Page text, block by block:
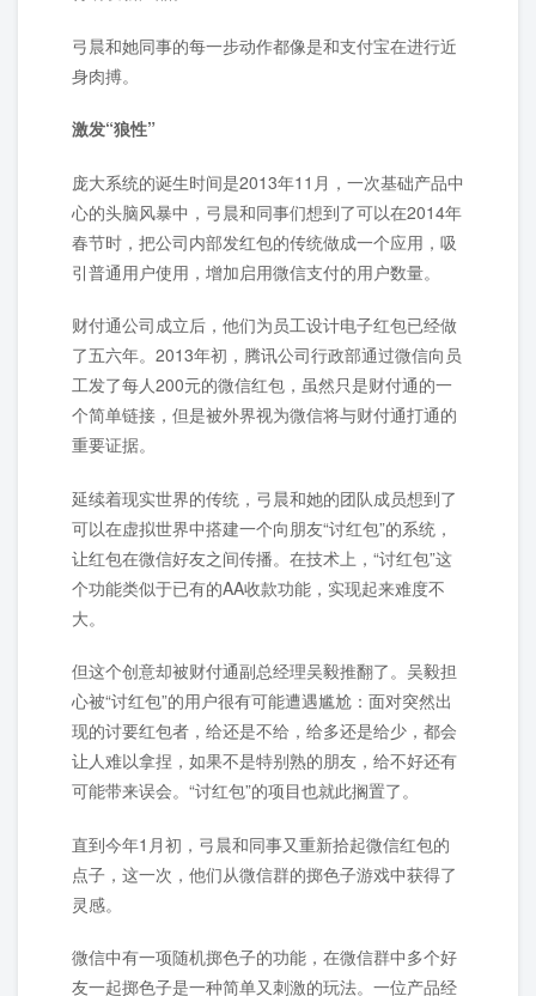
弓晨和她同事的每一步动作都像是和支付宝在进行近
身肉搏。
激发“狼性”
庞大系统的诞生时间是2013年11月，一次基础产品中
心的头脑风暴中，弓晨和同事们想到了可以在2014年
春节时，把公司内部发红包的传统做成一个应用，吸
引普通用户使用，增加启用微信支付的用户数量。
财付通公司成立后，他们为员工设计电子红包已经做
了五六年。2013年初，腾讯公司行政部通过微信向员
工发了每人200元的微信红包，虽然只是财付通的一
个简单链接，但是被外界视为微信将与财付通打通的
重要证据。
延续着现实世界的传统，弓晨和她的团队成员想到了
可以在虚拟世界中搭建一个向朋友“讨红包”的系统，
让红包在微信好友之间传播。在技术上，“讨红包”这
个功能类似于已有的AA收款功能，实现起来难度不
大。
但这个创意却被财付通副总经理吴毅推翻了。吴毅担
心被“讨红包”的用户很有可能遭遇尴尬：面对突然出
现的讨要红包者，给还是不给，给多还是给少，都会
让人难以拿捏，如果不是特别熟的朋友，给不好还有
可能带来误会。“讨红包”的项目也就此搁置了。
直到今年1月初，弓晨和同事又重新拾起微信红包的
点子，这一次，他们从微信群的掷色子游戏中获得了
灵感。
微信中有一项随机掷色子的功能，在微信群中多个好
友一起掷色子是一种简单又刺激的玩法。一位产品经